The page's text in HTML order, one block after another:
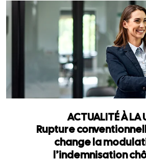
ACTUALITÉ À LA
Rupture
change la
l’indemnisation